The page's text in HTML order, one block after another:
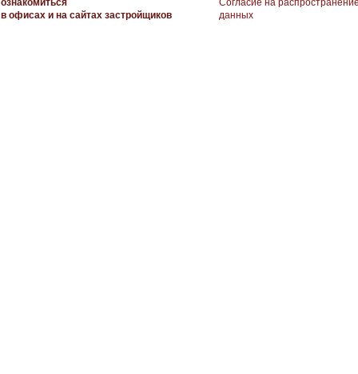
ознакомиться
в офисах и на сайтах застройщиков
Согласие на
данных